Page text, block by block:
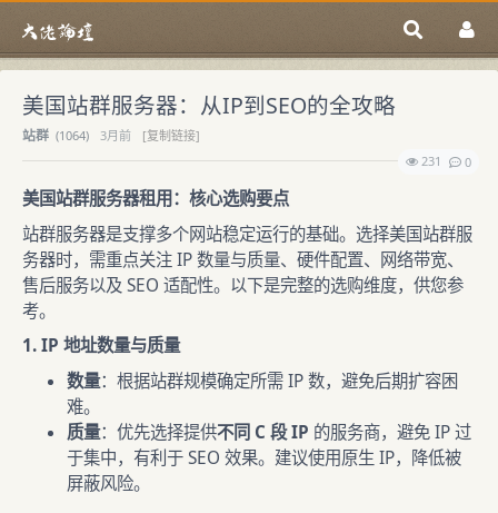
美国站群服务器：从IP到SEO的全攻略
站群 (1064) 3月前
[复制链接]
231
0
美国站群服务器租用：核心选购要点
站群服务器是支撑多个网站稳定运行的基础。选择美国站群服
务器时，需重点关注 IP 数量与质量、硬件配置、网络带宽、
售后服务以及 SEO 适配性。以下是完整的选购维度，供您参
考。
1. IP 地址数量与质量
数量：根据站群规模确定所需 IP 数，避免后期扩容困
难。
质量：优先选择提供不同 C 段 IP 的服务商，避免 IP 过
于集中，有利于 SEO 效果。建议使用原生 IP，降低被
屏蔽风险。